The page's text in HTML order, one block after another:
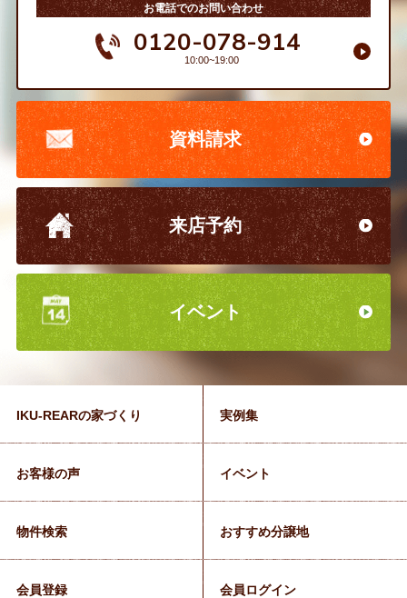
お電話でのお問い合わせ
0120-078-914
10:00~19:00
資料請求
来店予約
イベント
IKU-REARの家づくり 実例集
お客様の声 イベント
物件検索 おすすめ分譲地
会員登録 会員ログイン